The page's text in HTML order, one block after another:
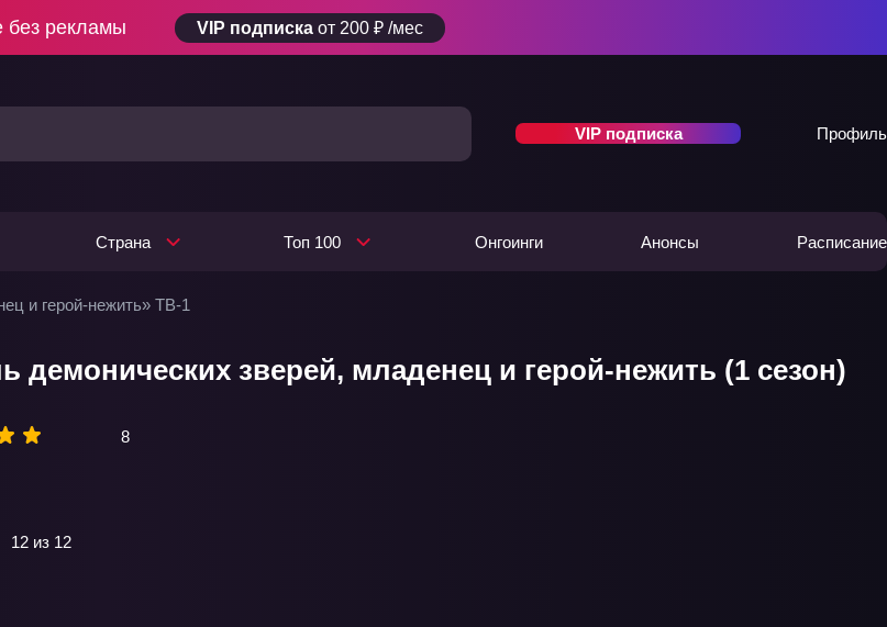
без рекламы VIP подписка от 200 ₽ /мес
VIP подписка Профиль
Страна Топ 100 Онгоинги Анонсы Расписание
и герой-нежить» ТВ-1
демонических зверей, младенец и герой-нежить (1 сезон)
8
12 из 12